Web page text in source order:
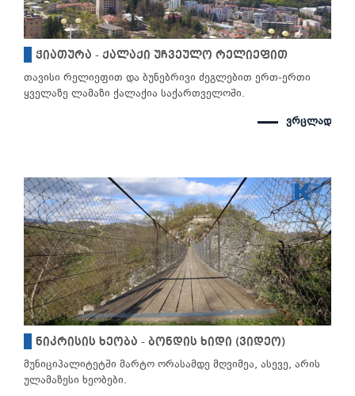
ჭიათურა - ქალაქი უჩვეულო რელიეფით
თავისი რელიეფით და ბუნებრივი ძეგლებით ერთ-ერთი
ყველაზე ლამაზი ქალაქია საქართველოში.
ვრცლად
ნიკრისის ხეობა - ბონდის ხიდი (ვიდეო)
მუნიციპალიტეტში მარტო ორასამდე მღვიმეა, ასევე, არის
ულამაზესი ხეობები.